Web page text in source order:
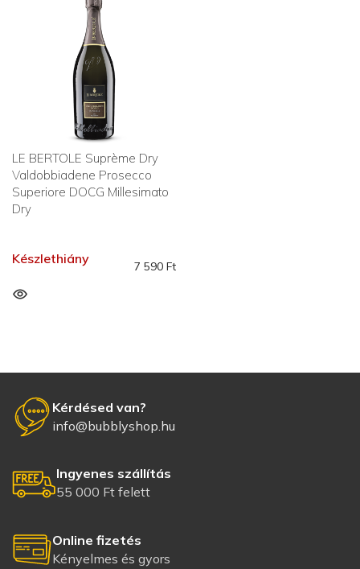
LE BERTOLE Suprème Dry
Valdobbiadene Prosecco
Superiore DOCG Millesimato
Dry
Készlethiány 7 590 Ft
Kérdésed van?
info@bubblyshop.hu
Ingyenes szállítás
55 000 Ft felett
Online fizetés
Kényelmes és gyors